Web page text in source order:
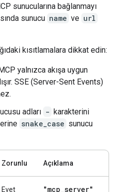
sunucularına bağlanmayı
sunucu name ve url
kısıtlamalara dikkat edin:
yalnızca akışa uygun
SSE (Server-Sent Events)
adları - karakterini
snake_case sunucu
Zorunlu Açıklama
Evet "mcp_server"